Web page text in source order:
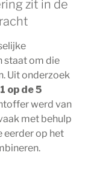
zit in de
staat om die
Uit onderzoek
1 op de 5
werd van
met behulp
eerder op het